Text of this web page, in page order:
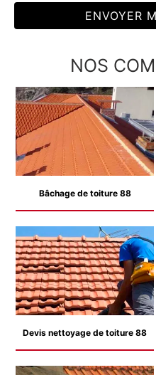
NOS
Bâchage de toiture 88
Devis nettoyage de toiture 88